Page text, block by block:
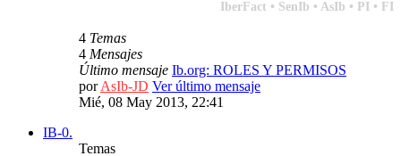
IberFact • SenIb • AsIb • PI • FI
4 Temas
4 Mensajes
Último mensaje Ib.org: ROLES Y PERMISOS
porAsIb-JD Ver último mensaje
Mié, 08 May 2013, 22:41
IB-0.
Temas